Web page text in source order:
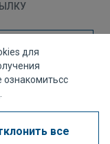
для жалоб
для
все